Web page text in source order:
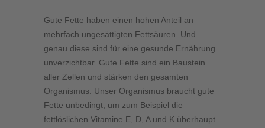
Gute Fette haben einen hohen Anteil an
mehrfach ungesättigten Fettsäuren. Und
genau diese sind für eine gesunde Ernährung
unverzichtbar. Gute Fette sind ein Baustein
aller Zellen und stärken den gesamten
Organismus. Unser Organismus braucht gute
Fette unbedingt, um zum Beispiel die
fettlöslichen Vitamine E, D, A und K überhaupt